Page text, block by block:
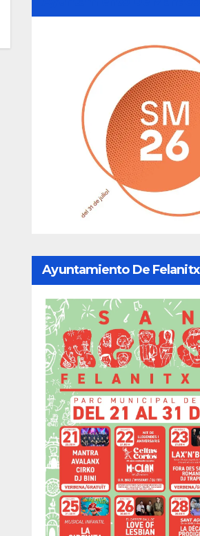
Ayuntamiento De Felanitx